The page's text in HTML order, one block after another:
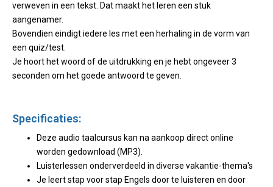
verweven in een tekst. Dat maakt het leren een stuk
aangenamer.
Bovendien eindigt iedere les met een herhaling in de vorm van
een quiz/test.
Je hoort het woord of de uitdrukking en je hebt ongeveer 3
seconden om het goede antwoord te geven.
Specificaties:
Deze audio taalcursus kan na aankoop direct online
worden gedownload (MP3).
Luisterlessen onderverdeeld in diverse vakantie-thema's
Je leert stap voor stap Engels door te luisteren en door